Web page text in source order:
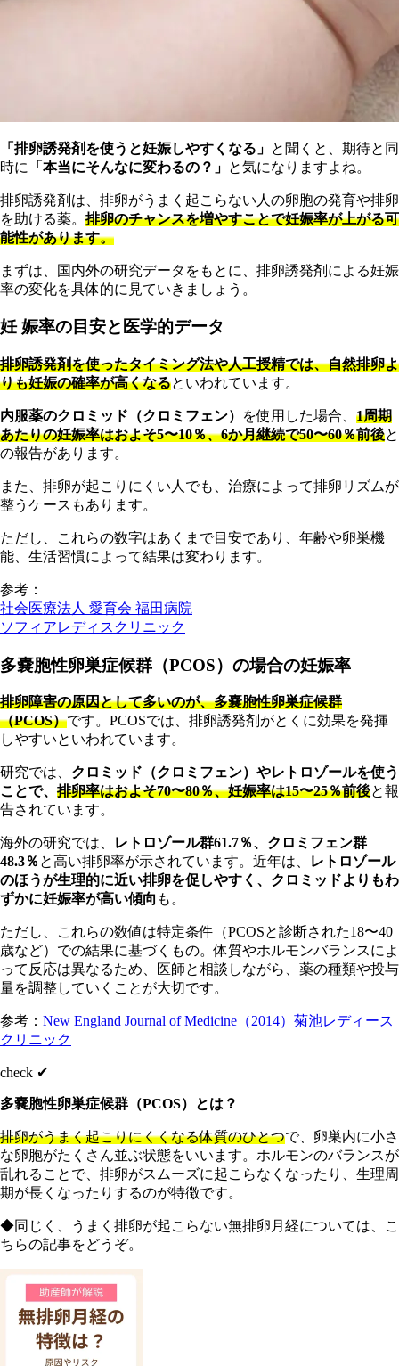
「排卵誘発剤を使うと妊娠しやすくなる」 と聞くと、期待と同
時に
「本当にそんなに変わるの？」 と気になりますよね。
排卵誘発剤は、排卵がうまく起こらない人の卵胞の発育や排卵
を助ける薬。 排卵のチャンスを増やすことで妊娠率が上がる可
能性があります。
まずは、国内外の研究データをもとに、排卵誘発剤による妊娠
率の変化を具体的に見ていきましょう。
妊 娠率の目安と医学的データ
排卵誘発剤を使ったタイミング法や人工授精では、自然排卵よ
りも妊娠の確率が高くなるといわれています。
内服薬のクロミッド（クロミフェン） を使用した場合、 1周期
あたりの妊娠率はおよそ5〜10％、6か月継続で50〜60％前後と
の報告があります。
また、排卵が起こりにくい人でも、治療によって排卵リズムが
整うケースもあります。
ただし、これらの数字はあくまで目安であり、年齢や卵巣機
能、生活習慣によって結果は変わります。
参考：
社会医療法人 愛育会 福田病院
ソフィアレディスクリニック
多嚢胞性卵巣症候群（PCOS）の場合の妊娠率
排卵障害の原因として多いのが、多嚢胞性卵巣症候群
（PCOS）です。PCOSでは、排卵誘発剤がとくに効果を発揮
しやすいといわれています。
研究では、 クロミッド（クロミフェン）やレトロゾールを使う
ことで、 排卵率はおよそ70〜80％、妊娠率は15〜25％前後と報
告されています。
海外の研究では、
レトロゾール群61.7％、クロミフェン群
48.3％ と高い排卵率が示されています。近年は、
レトロゾール
のほうが生理的に近い排卵を促しやすく、クロミッドよりもわ
ずかに妊娠率が高い傾向 も。
ただし、これらの数値は特定条件（PCOSと診断された18〜40
歳など）での結果に基づくもの。体質やホルモンバランスによ
って反応は異なるため、医師と相談しながら、薬の種類や投与
量を調整していくことが大切です。
参考： New England Journal of Medicine（2014） 菊池レディース
クリニック
check ✔︎
多嚢胞性卵巣症候群（PCOS）とは？
排卵がうまく起こりにくくなる体質のひとつで、卵巣内に小さ
な卵胞がたくさん並ぶ状態をいいます。ホルモンのバランスが
乱れることで、排卵がスムーズに起こらなくなったり、生理周
期が長くなったりするのが特徴です。
◆同じく、うまく排卵が起こらない無排卵月経については、こ
ちらの記事をどうぞ。